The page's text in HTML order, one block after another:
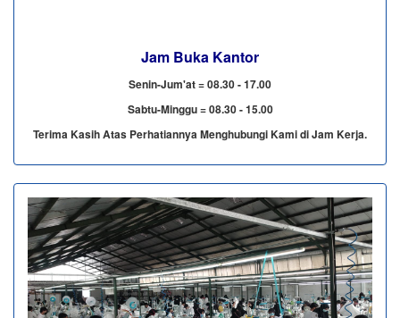
Jam Buka Kantor
Senin-Jum'at = 08.30 - 17.00
Sabtu-Minggu = 08.30 - 15.00
Terima Kasih Atas Perhatiannya Menghubungi Kami di Jam Kerja.